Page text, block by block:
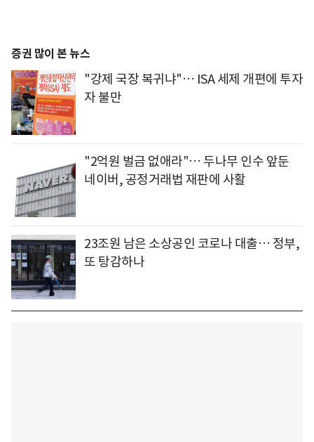
증권 많이 본 뉴스
"강제 국장 복귀냐"… ISA 세제 개편에 투자
자 불만
"2억원 벌금 없애라"… 두나무 인수 앞둔
네이버, 공정거래법 재판에 사활
23조원 남은 소상공인 코로나 대출… 정부,
또 탕감하나